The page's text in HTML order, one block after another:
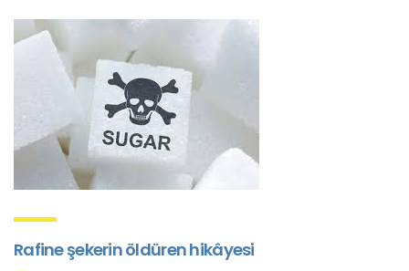
Rafine şekerin öldüren hikâyesi